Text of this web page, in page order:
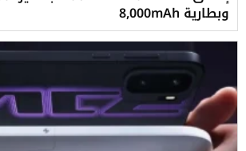
وبطارية 8,000mAh